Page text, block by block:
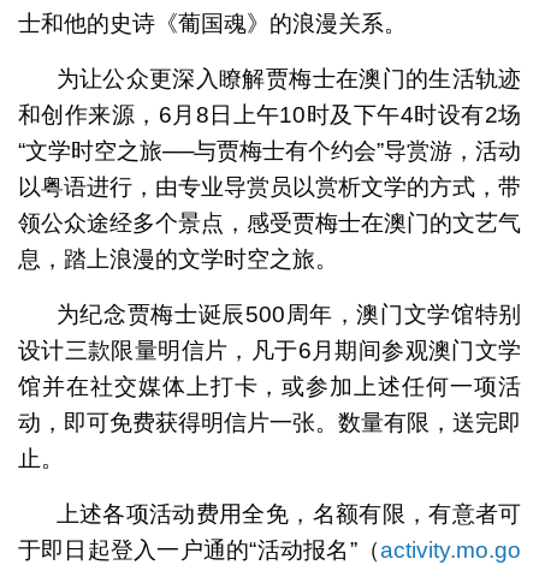
士和他的史诗《葡国魂》的浪漫关系。
为让公众更深入瞭解贾梅士在澳门的生活轨迹
和创作来源，6月8日上午10时及下午4时设有2场
“文学时空之旅──与贾梅士有个约会”导赏游，活动
以粤语进行，由专业导赏员以赏析文学的方式，带
领公众途经多个景点，感受贾梅士在澳门的文艺气
息，踏上浪漫的文学时空之旅。
为纪念贾梅士诞辰500周年，澳门文学馆特别
设计三款限量明信片，凡于6月期间参观澳门文学
馆并在社交媒体上打卡，或参加上述任何一项活
动，即可免费获得明信片一张。数量有限，送完即
止。
上述各项活动费用全免，名额有限，有意者可
于即日起登入一户通的“活动报名”（activity.mo.go